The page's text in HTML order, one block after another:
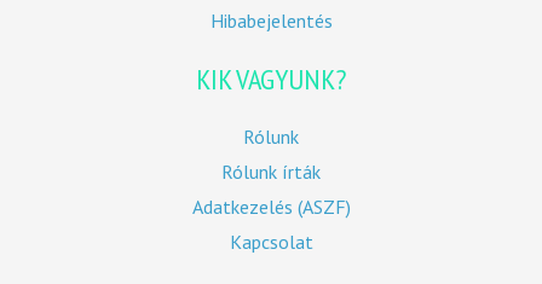
Hibabejelentés
KIK VAGYUNK?
Rólunk
Rólunk írták
Adatkezelés (ASZF)
Kapcsolat